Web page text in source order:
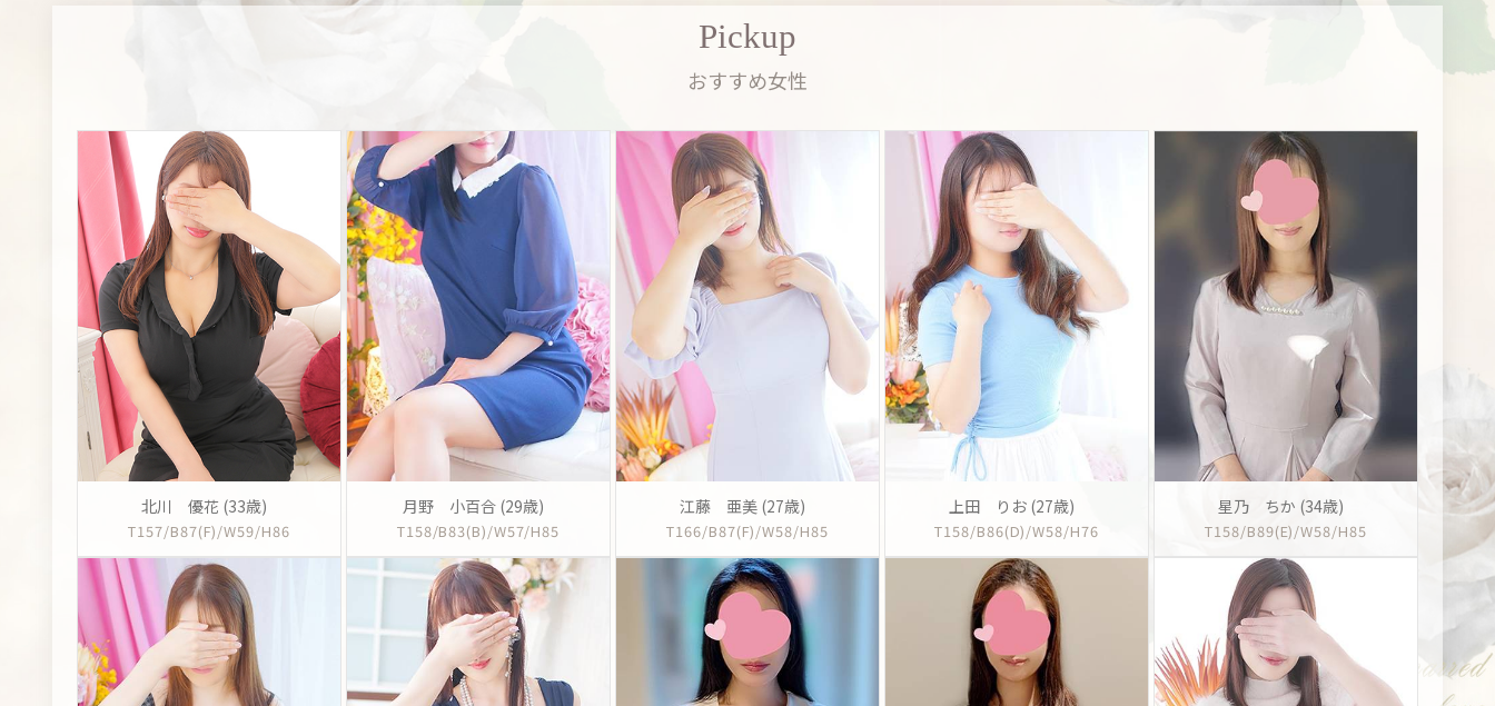
Pickup
おすすめ女性
北川 優花 (33歳)
T157/B87(F)/W59/H86
月野 小百合 (29歳)
T158/B83(B)/W57/H85
江藤 亜美 (27歳)
T166/B87(F)/W58/H85
上田 りお (27歳)
T158/B86(D)/W58/H76
星乃 ちか (34歳)
T158/B89(E)/W58/H85